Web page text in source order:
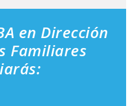
en Dirección
Familiares